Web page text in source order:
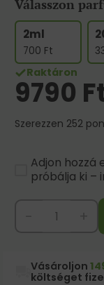
Válasszon
2ml
700 Ft
Raktáron
9790
Szerezzen 252
Adjon hozzá
próbálja ki –
Vásároljon
költséget